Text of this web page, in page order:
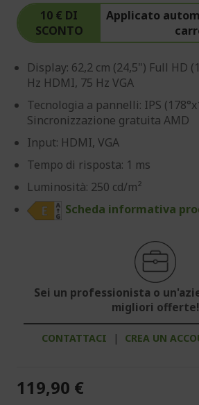
10 € DI
SCONTO
Applicato
Display: 62,2 cm (24,5") Full HD
Hz HDMI, 75 Hz VGA
Tecnologia a pannelli: IPS
Sincronizzazione gratuita AMD
Input: HDMI, VGA
Tempo di risposta: 1 ms
Luminosità: 250 cd/m²
Scheda informativa
Sei un professionista o
migliori offerte!
CONTATTACI | CREA UN
119,90 €